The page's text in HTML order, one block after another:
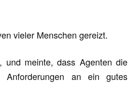
vieler Menschen gereizt.
und meinte, dass Agenten die
Anforderungen an ein gutes